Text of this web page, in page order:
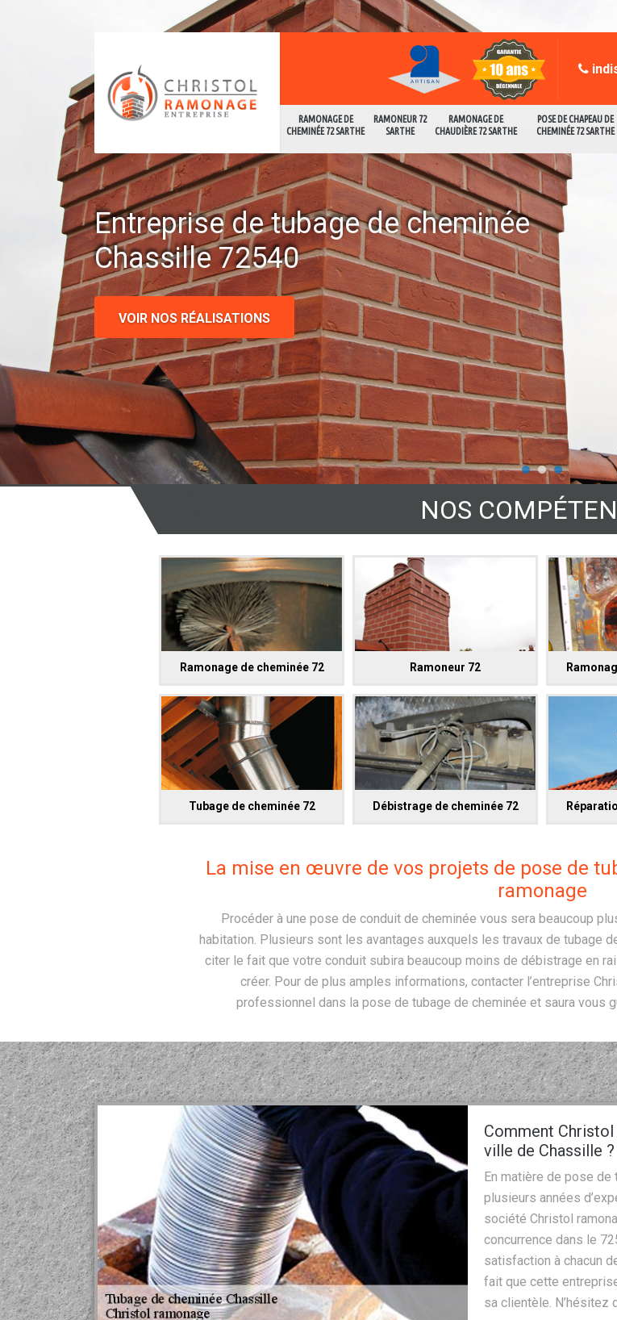
RAMONAGE DE
CHEMINÉE 72 SARTHE
RAMONEUR 72
SARTHE
RAMONAGE DE
CHAUDIÈRE 72 SARTHE
POSE DE CHAPEAU DE
CHEMINÉE 72 SARTHE
Entreprise de tubage de cheminée
Chassille 72540
VOIR NOS RÉALISATIONS
NOS
Ramonage de cheminée 72 Ramoneur 72
Tubage de cheminée 72 Débistrage de cheminée 72
La mise en œuvre de vos projets de pose de
ramonage
Procéder à une pose de conduit de cheminée vous sera beaucoup
habitation. Plusieurs sont les avantages auxquels les travaux de tubage
citer le fait que votre conduit subira beaucoup moins de débistrage en
créer. Pour de plus amples informations, contacter l’entreprise
professionnel dans la pose de tubage de cheminée et saura vous
Comment
ville de Chassille ?
En matière de pose de
plusieurs années
société Christol
concurrence dans le
satisfaction à chacun
fait que cette
sa clientèle. N’hésitez